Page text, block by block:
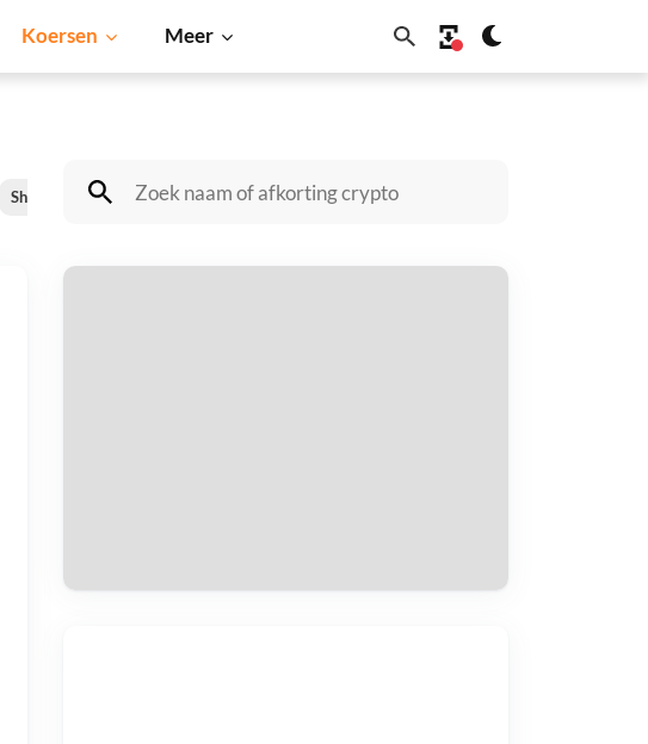
Koersen Meer
Shiba Inu Dogecoin Solana BNB